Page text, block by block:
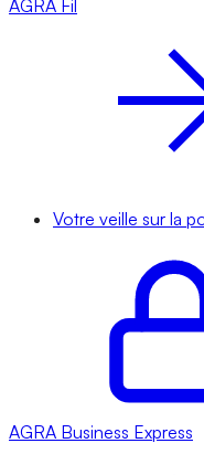
AGRA Fil
Votre veille sur la
AGRA Business Express